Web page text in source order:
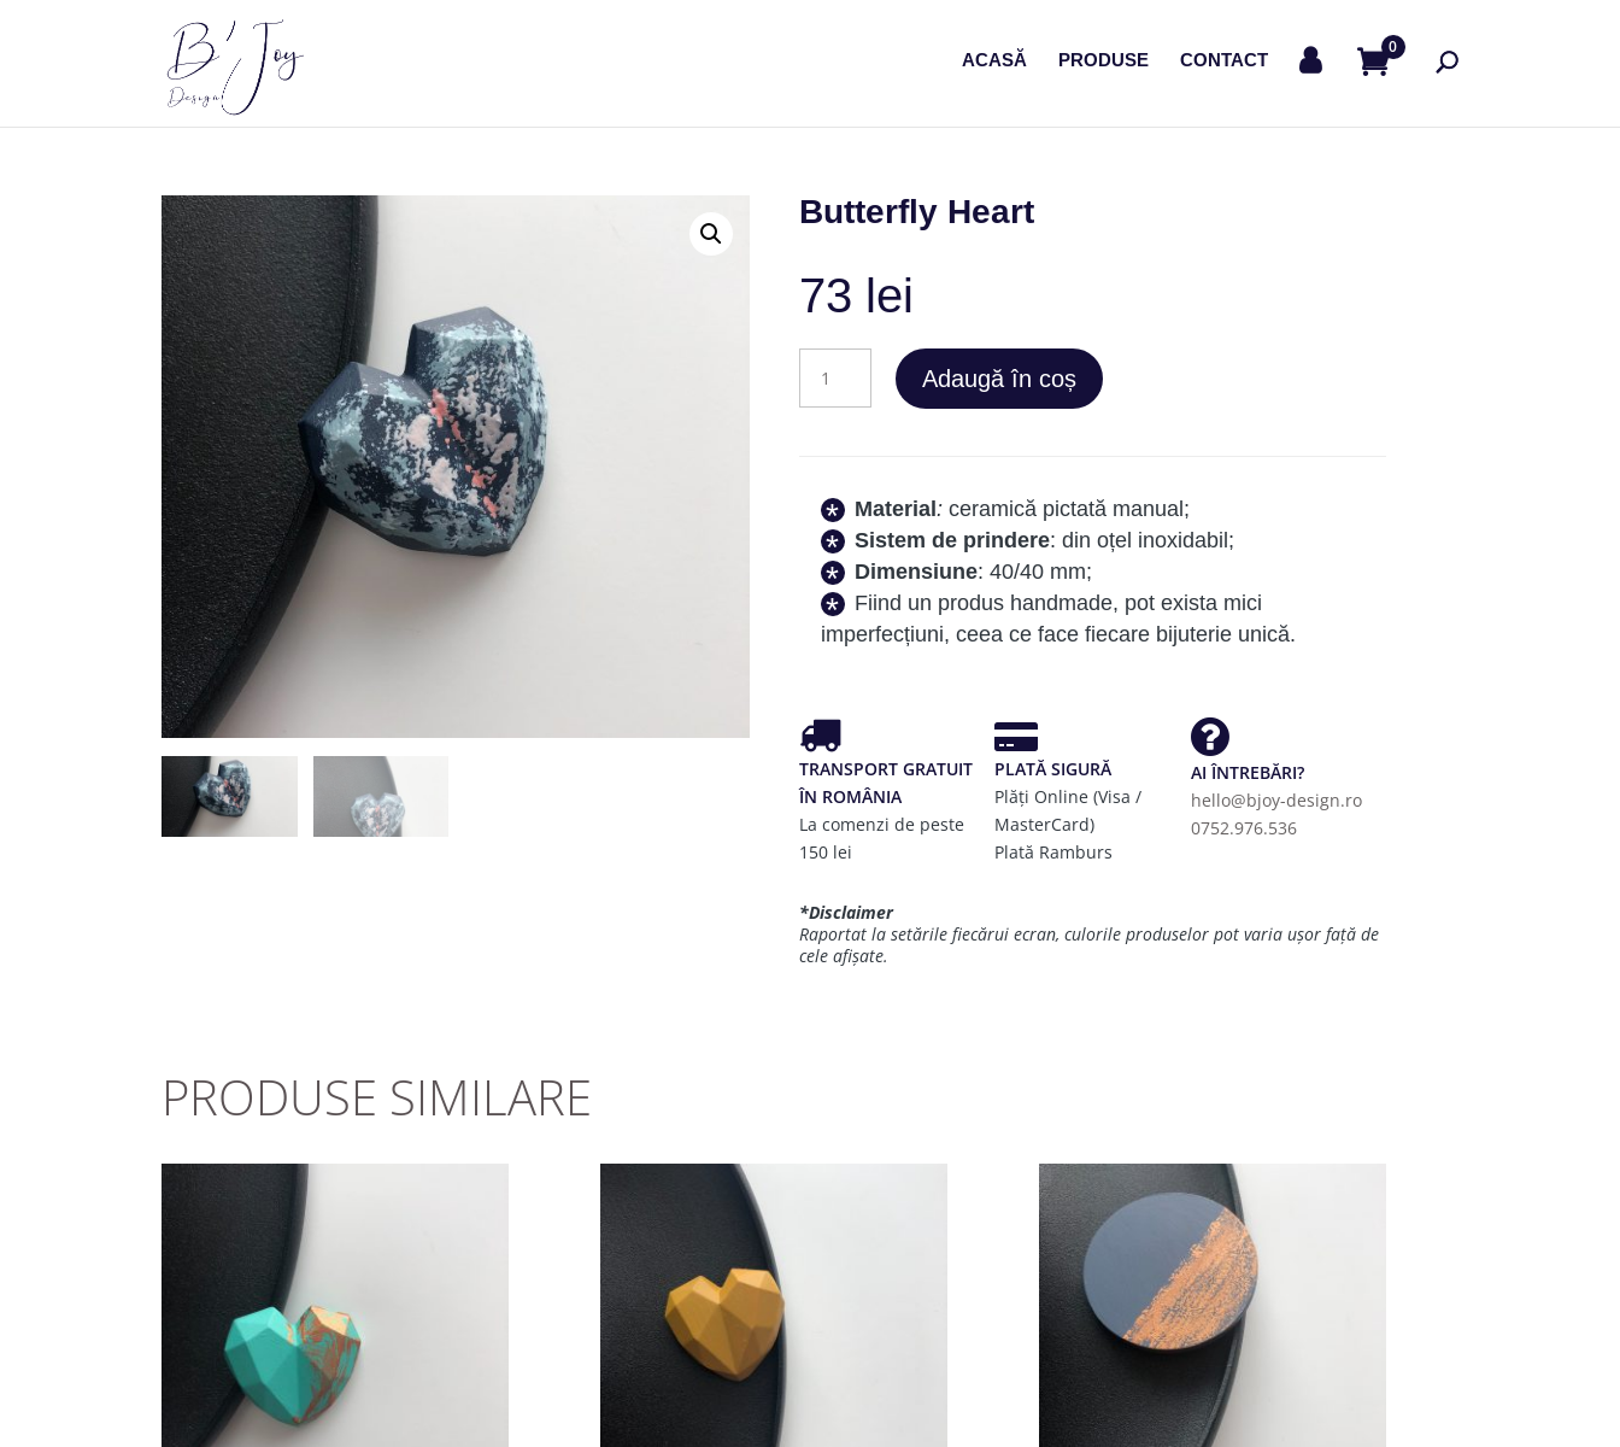
ACASĂ PRODUSE CONTACT
0
Butterfly Heart
73 lei
Butterfly
Adaugă în coș
Material :ceramică pictată manual;
Sistem de prindere: din oțel inoxidabil;
Dimensiune: 40/40 mm;
Fiind un produs handmade, pot exista mici
imperfecțiuni, ceea ce face fiecare bijuterie unică.
TRANSPORT GRATUIT
ÎN ROMÂNIA
La comenzi de peste
150 lei
PLATĂ SIGURĂ
Plăți Online (Visa /
MasterCard)
Plată Ramburs
AI ÎNTREBĂRI?
hello@bjoy-design.ro
0752.976.536
*Disclaimer
Raportat la setările fiecărui ecran, culorile produselor pot varia ușor față de
cele afișate.
PRODUSE SIMILARE